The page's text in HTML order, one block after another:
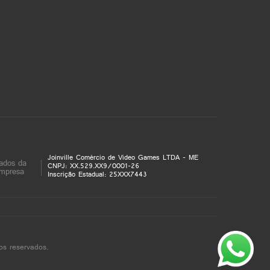
da Joinville Comércio de Video Games LTDA - ME
CNPJ: XX.529.XX9/0001-26
Inscrição Estadual: 25XXX7443
reservados.